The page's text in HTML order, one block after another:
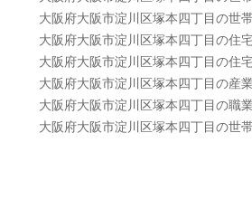
大阪府大阪市淀川区塚本四丁目の世
大阪府大阪市淀川区塚本四丁目の住
大阪府大阪市淀川区塚本四丁目の住
大阪府大阪市淀川区塚本四丁目の産
大阪府大阪市淀川区塚本四丁目の職
大阪府大阪市淀川区塚本四丁目の世